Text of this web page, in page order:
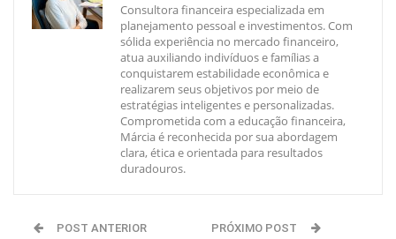
Consultora financeira especializada em
planejamento pessoal e investimentos. Com
sólida experiência no mercado financeiro,
atua auxiliando indivíduos e famílias a
conquistarem estabilidade econômica e
realizarem seus objetivos por meio de
estratégias inteligentes e personalizadas.
Comprometida com a educação financeira,
Márcia é reconhecida por sua abordagem
clara, ética e orientada para resultados
duradouros.
POST ANTERIOR PRÓXIMO POST